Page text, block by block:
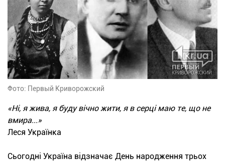
Фото: Первый Криворожский
«Ні, я жива, я буду вічно жити, я в серці маю те, що не
вмира...»
Леся Українка
Сьогодні Україна відзначає День народження трьох